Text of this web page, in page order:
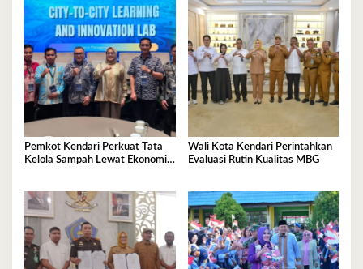
Pemkot Kendari Perkuat Tata
Kelola Sampah Lewat Ekonomi
Wali Kota Kendari Perintahkan
Evaluasi Rutin Kualitas MBG